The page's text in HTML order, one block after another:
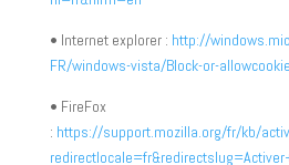
• Internet explorer : http://
FR/windows-vista/Block-or-
• FireFox
: https://support.mozilla.org/fr/kb/